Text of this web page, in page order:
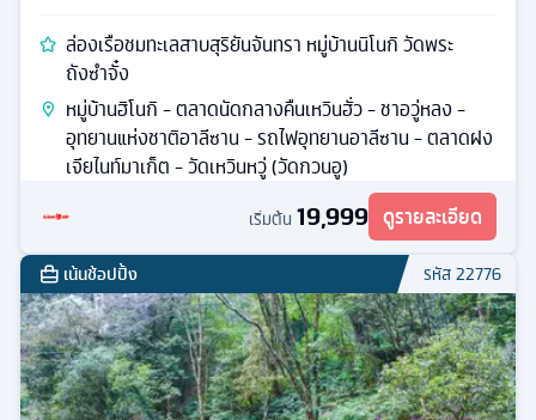
ล่องเรือชมทะเลสาบสุริยันจันทรา หมู่บ้านนิโนกิ วัดพระ
ถังซำจั๋ง
หมู่บ้านฮิโนกิ - ตลาดนัดกลางคืนเหวินฮั่ว - ชาอวู่หลง -
อุทยานแห่งชาติอาลีซาน - รถไฟอุทยานอาลีซาน - ตลาดฝง
เจียไนท์มาเก็ต - วัดเหวินหวู่ (วัดกวนอู)
เริ่มต้น 19,999 ดูรายละเอียด
เน้นช้อปปิ้ง รหัส22776